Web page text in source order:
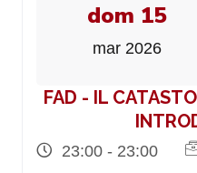
dom 15
mar 2026
FAD - IL
23:00 - 23:00